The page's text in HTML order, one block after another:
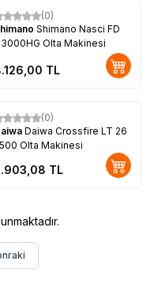
(0)
Shimano Nasci FD
Olta Makinesi
TL
(0)
Daiwa Crossfire LT 26
Olta Makinesi
TL